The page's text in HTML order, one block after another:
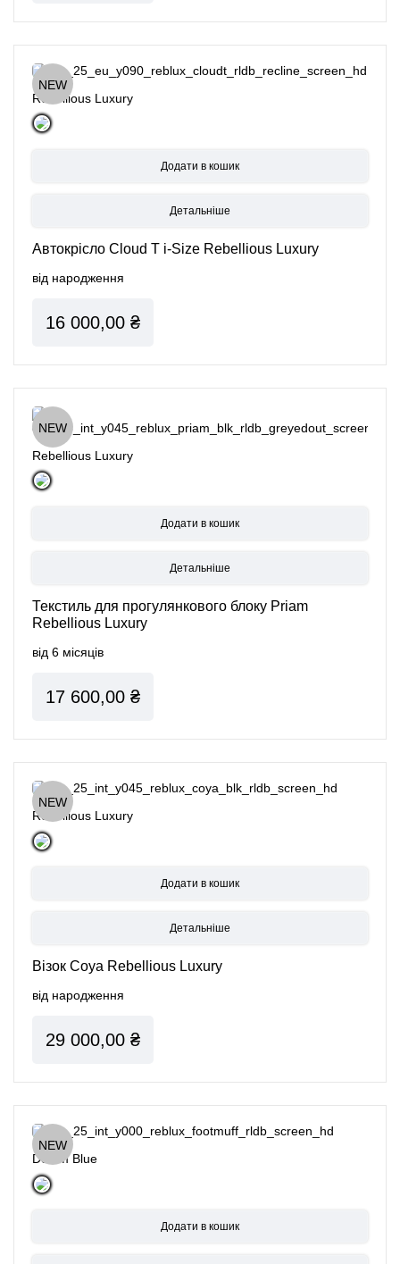
NEW
Rebellious Luxury
Детальніше
Автокрісло Cloud T i-Size Rebellious Luxury
від народження
16 000,00 ₴
NEW
Rebellious Luxury
Детальніше
Текстиль для прогулянкового блоку Priam
Rebellious Luxury
від 6 місяців
17 600,00 ₴
NEW
Rebellious Luxury
Детальніше
Візок Coya Rebellious Luxury
від народження
29 000,00 ₴
NEW
Denim Blue